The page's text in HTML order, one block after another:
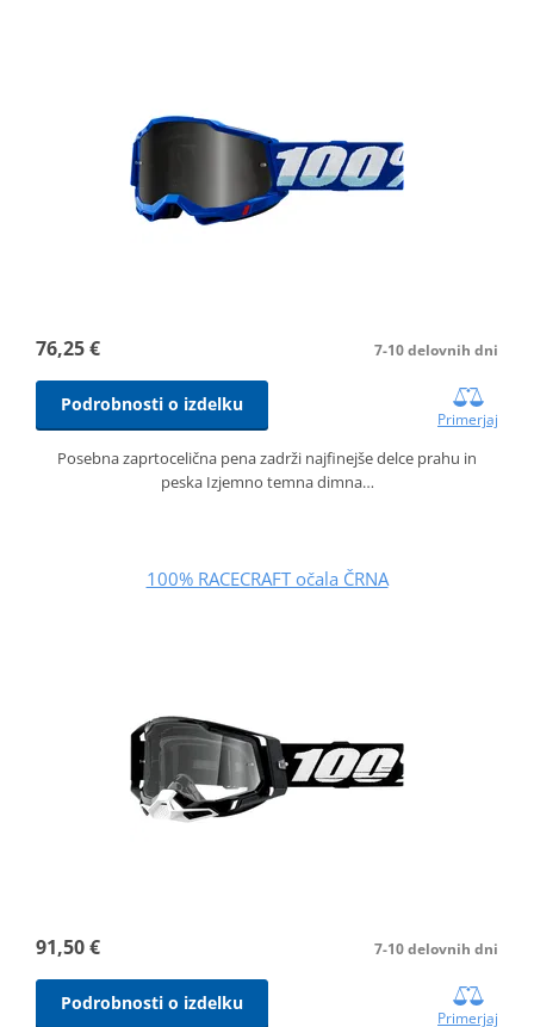
76,25 € 7-10 delovnih dni
Podrobnosti o izdelku
Primerjaj
Posebna zaprtocelična pena zadrži najfinejše delce prahu in
peska Izjemno temna dimna…
100% RACECRAFT očala ČRNA
91,50 € 7-10 delovnih dni
Podrobnosti o izdelku
Primerjaj